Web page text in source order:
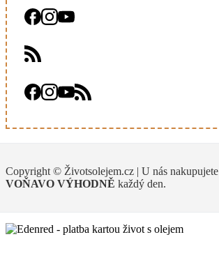
Copyright © Životsolejem.cz | U nás nakupujete
VOŇAVO VÝHODNĚ každý den.